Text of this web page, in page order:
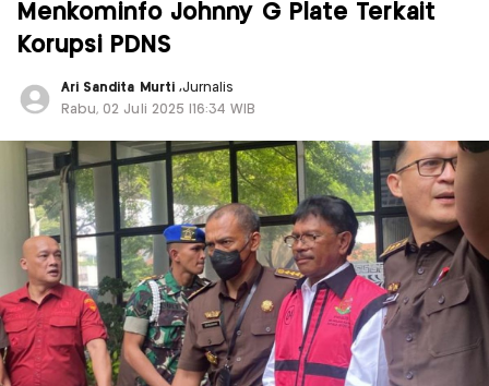
Menkominfo Johnny G Plate Terkait
Korupsi PDNS
Ari Sandita Murti ,Jurnalis
Rabu, 02 Juli 2025 |16:34 WIB